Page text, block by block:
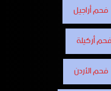
فحم أراجيل
فحم أركيلة
فحم الأردن